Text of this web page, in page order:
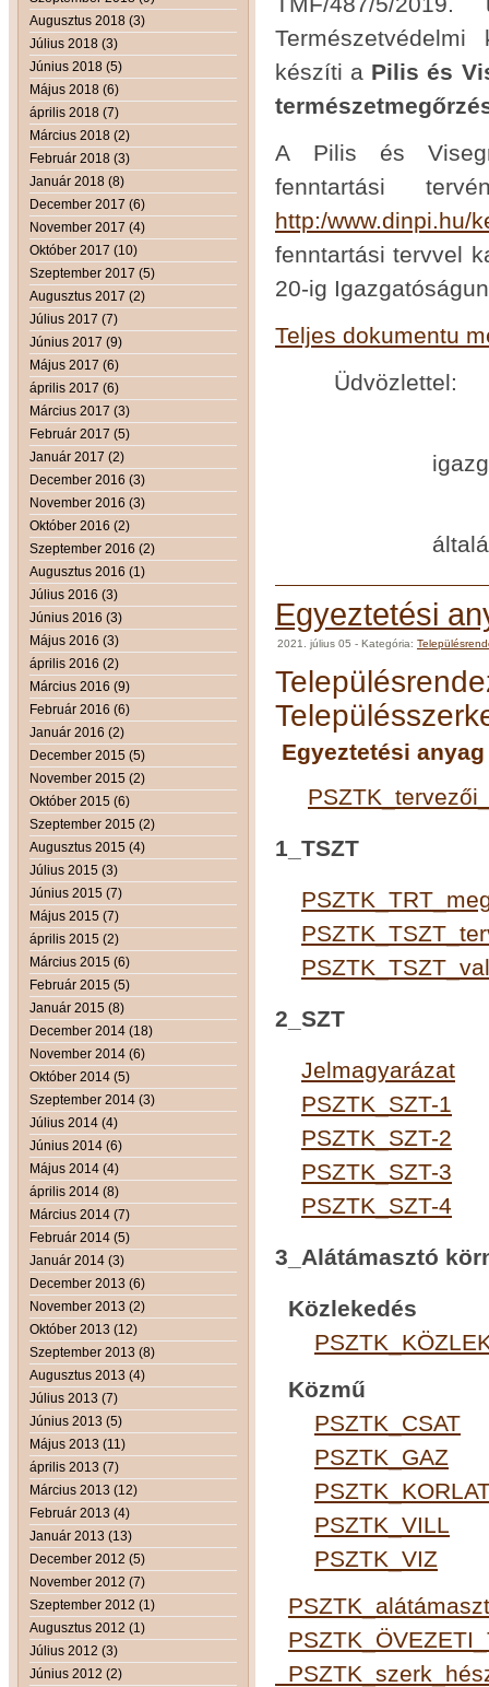
Augusztus 2018 (3)
Július 2018 (3)
Június 2018 (5)
Május 2018 (6)
április 2018 (7)
Március 2018 (2)
Február 2018 (3)
Január 2018 (8)
December 2017 (6)
November 2017 (4)
Október 2017 (10)
Szeptember 2017 (5)
Augusztus 2017 (2)
Július 2017 (7)
Június 2017 (9)
Május 2017 (6)
április 2017 (6)
Március 2017 (3)
Február 2017 (5)
Január 2017 (2)
December 2016 (3)
November 2016 (3)
Október 2016 (2)
Szeptember 2016 (2)
Augusztus 2016 (1)
Július 2016 (3)
Június 2016 (3)
Május 2016 (3)
április 2016 (2)
Március 2016 (9)
Február 2016 (6)
Január 2016 (2)
December 2015 (5)
November 2015 (2)
Október 2015 (6)
Szeptember 2015 (2)
Augusztus 2015 (4)
Július 2015 (3)
Június 2015 (7)
Május 2015 (7)
április 2015 (2)
Március 2015 (6)
Február 2015 (5)
Január 2015 (8)
December 2014 (18)
November 2014 (6)
Október 2014 (5)
Szeptember 2014 (3)
Július 2014 (4)
Június 2014 (6)
Május 2014 (4)
április 2014 (8)
Március 2014 (7)
Február 2014 (5)
Január 2014 (3)
December 2013 (6)
November 2013 (2)
Október 2013 (12)
Szeptember 2013 (8)
Augusztus 2013 (4)
Július 2013 (7)
Június 2013 (5)
Május 2013 (11)
április 2013 (7)
Március 2013 (12)
Február 2013 (4)
Január 2013 (13)
December 2012 (5)
November 2012 (7)
Szeptember 2012 (1)
Augusztus 2012 (1)
Július 2012 (3)
Június 2012 (2)
készíti a Pilis és
A Pilis és
fenntartási
http:/www.dinpi.hu/
fenntartási tervvel
20-ig
Teljes dokumentu
Üdvözlettel:
igazgató
általános
Egyeztetési
2021. július 05 - Kategória:
Egyeztetési
1_TSZT
2_SZT
Jelmagyarázat
PSZTK_SZT-1
PSZTK_SZT-2
PSZTK_SZT-3
PSZTK_SZT-4
3_Alátámasztó
Közlekedés
Közmű
PSZTK_CSAT
PSZTK_GAZ
PSZTK_VILL
PSZTK_VIZ